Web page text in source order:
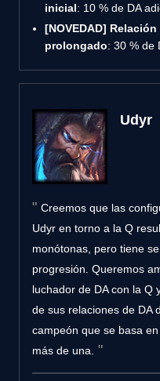
inicial: 10 % de DA
[NOVEDAD] Relación
prolongado: 30 % de
Udyr
Creemos que las
Udyr en torno a la Q
monótonas, pero tiene
progresión. Queremos
luchador de DA con la Q
de sus relaciones de DA
campeón que se basa
más de una.